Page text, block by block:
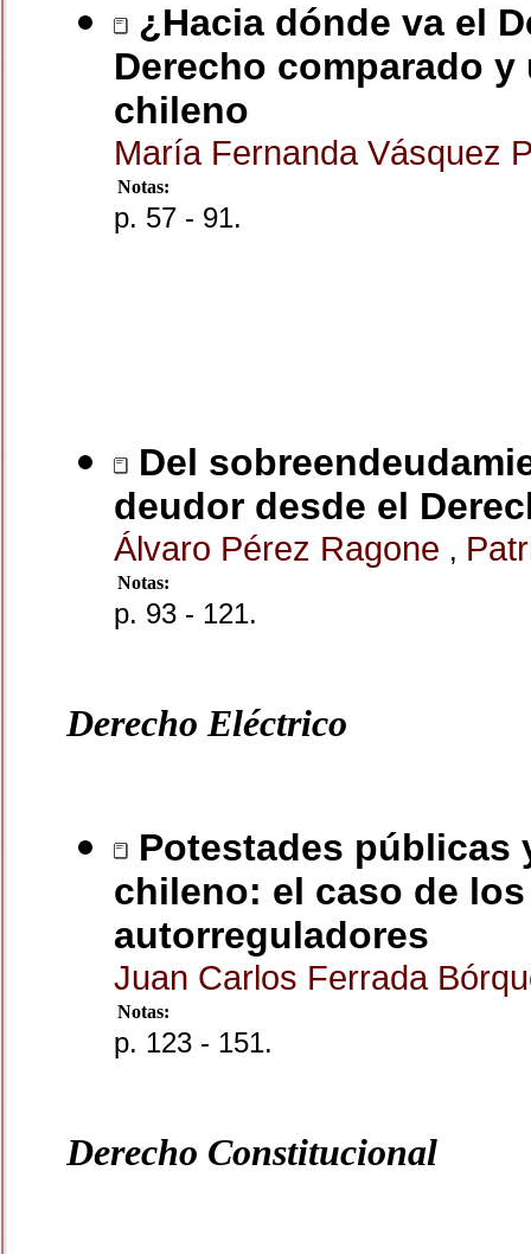
¿Hacia dónde va el
Derecho comparado
chileno
María Fernanda Vásquez
Notas:
p. 57 - 91.
Del
deudor desde el
Álvaro Pérez Ragone ,
Notas:
p. 93 - 121.
Derecho Eléctrico
Potestades públicas
chileno: el caso de
autorreguladores
Juan Carlos Ferrada
Notas:
p. 123 - 151.
Derecho Constitucional